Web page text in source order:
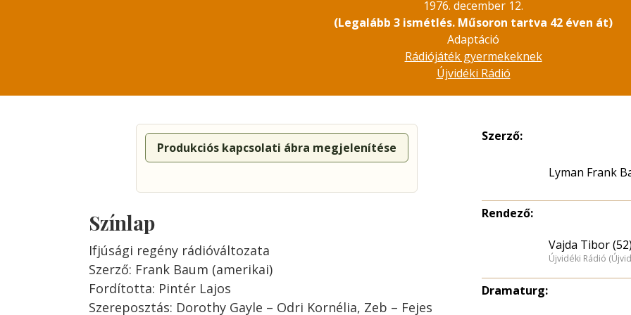
1976. december 12.
(Legalább 3 ismétlés. Műsoron tartva 42 éven át)
Adaptáció
Rádiójáték gyermekeknek
Újvidéki Rádió
Produkciós kapcsolati ábra megjelenítése
Színlap
Ifjúsági regény rádióváltozata
Szerző: Frank Baum (amerikai)
Fordította: Pintér Lajos
Szereposztás: Dorothy Gayle – Odri Kornélia, Zeb – Fejes
Szerző:
Lyman Frank
Rendező:
Vajda Tibor (52)
Újvidéki Rádió
Dramaturg: